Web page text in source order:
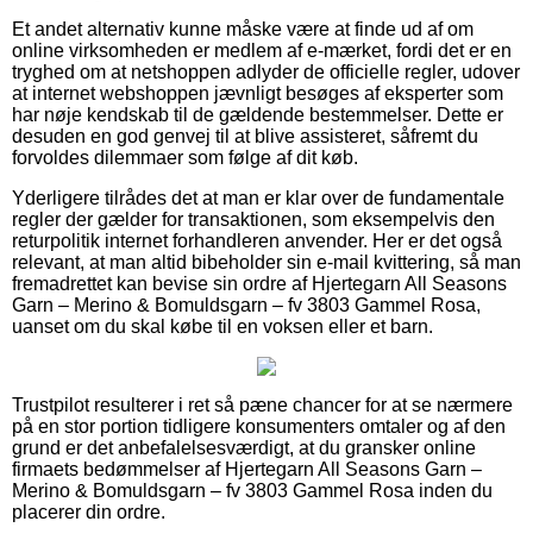
Et andet alternativ kunne måske være at finde ud af om
online virksomheden er medlem af e-mærket, fordi det er en
tryghed om at netshoppen adlyder de officielle regler, udover
at internet webshoppen jævnligt besøges af eksperter som
har nøje kendskab til de gældende bestemmelser. Dette er
desuden en god genvej til at blive assisteret, såfremt du
forvoldes dilemmaer som følge af dit køb.
Yderligere tilrådes det at man er klar over de fundamentale
regler der gælder for transaktionen, som eksempelvis den
returpolitik internet forhandleren anvender. Her er det også
relevant, at man altid bibeholder sin e-mail kvittering, så man
fremadrettet kan bevise sin ordre af Hjertegarn All Seasons
Garn – Merino & Bomuldsgarn – fv 3803 Gammel Rosa,
uanset om du skal købe til en voksen eller et barn.
Trustpilot resulterer i ret så pæne chancer for at se nærmere
på en stor portion tidligere konsumenters omtaler og af den
grund er det anbefalelsesværdigt, at du gransker online
firmaets bedømmelser af Hjertegarn All Seasons Garn –
Merino & Bomuldsgarn – fv 3803 Gammel Rosa inden du
placerer din ordre.